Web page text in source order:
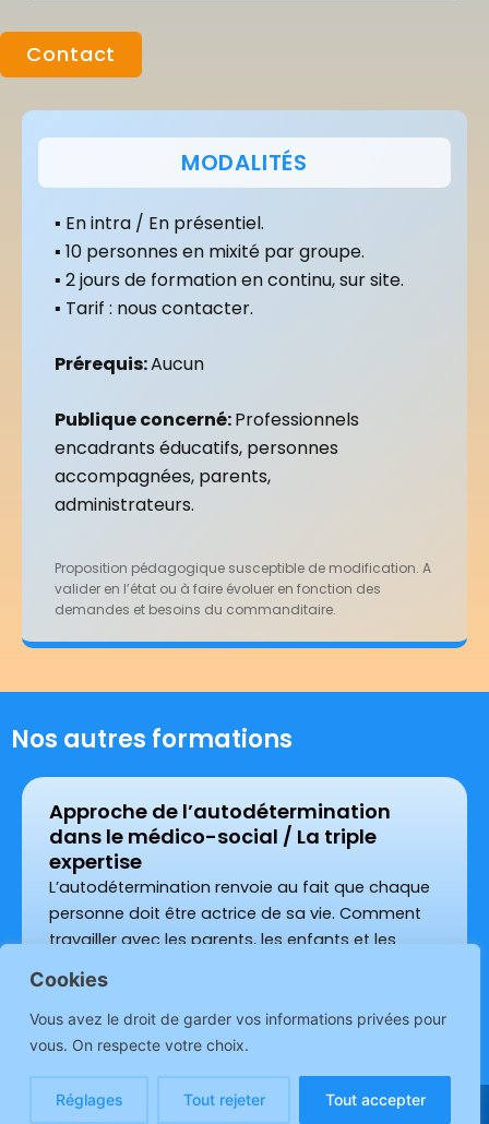
Cookies
Vous avez le droit de garder vos informations privées pour
vous. On respecte votre choix.
Réglages Tout rejeter Tout accepter
Contact
MODALITÉS
▪ En intra / En présentiel.
▪ 10 personnes en mixité par groupe.
▪ 2 jours de formation en continu, sur site.
▪ Tarif : nous contacter.
Prérequis:Aucun
Publiqueconcerné:Professionnels
encadrants éducatifs, personnes
accompagnées, parents,
administrateurs.
Proposition pédagogique susceptible de modification. A
valider en l’état ou à faire évoluer en fonction des
demandes et besoins du commanditaire.
Nos autres formations
Approche de l’autodétermination
dans le médico-social / La triple
expertise
L’autodétermination renvoie au fait que chaque
personne doit être actrice de sa vie. Comment
travailler avec les parents, les enfants et les
professionnels autour d’un même projet ?